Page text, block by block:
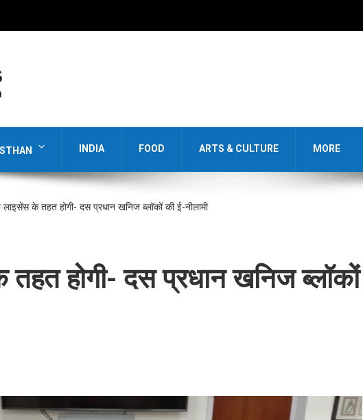
INDIA FOOD ARTS & CULTURE MORE
लाइसेंस के तहत होगी- दस प्रधान खनिज ब्लॉकों की ई-नीलामी
होगी- दस प्रधान खनिज ब्लॉकों